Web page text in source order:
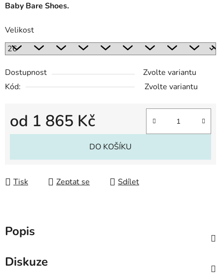
Baby Bare Shoes.
Velikost
Dostupnost
Zvolte variantu
Kód:
Zvolte variantu
od 1 865 Kč
Měrná cena:
DO KOŠÍKU
Tisk Zeptat se Sdílet
Popis
Diskuze